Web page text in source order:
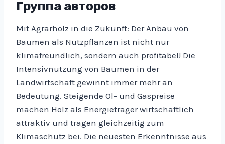
Группа авторов
Mit Agrarholz in die Zukunft: Der Anbau von
Baumen als Nutzpflanzen ist nicht nur
klimafreundlich, sondern auch profitabel! Die
Intensivnutzung von Baumen in der
Landwirtschaft gewinnt immer mehr an
Bedeutung. Steigende Ol- und Gaspreise
machen Holz als Energietrager wirtschaftlich
attraktiv und tragen gleichzeitig zum
Klimaschutz bei. Die neuesten Erkenntnisse aus